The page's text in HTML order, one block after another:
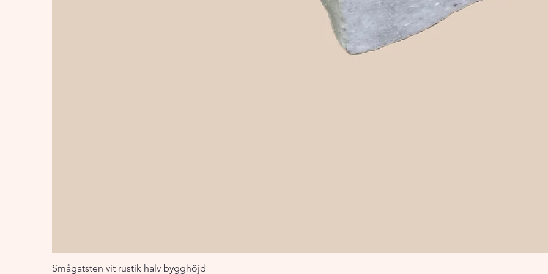
Smågatsten vit rustik halv bygghöjd